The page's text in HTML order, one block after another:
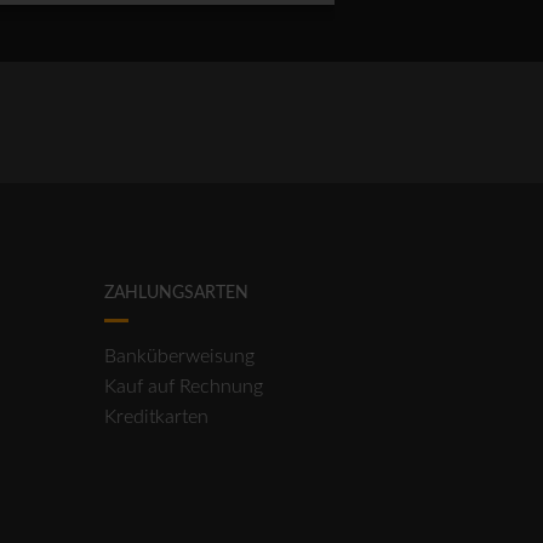
ZAHLUNGSARTEN
Banküberweisung
Kauf auf Rechnung
Kreditkarten